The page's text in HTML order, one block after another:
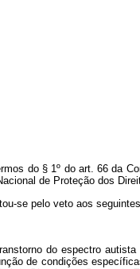
do § 1º do art. 66 da
de Proteção dos
se pelo veto aos
do espectro
de condições